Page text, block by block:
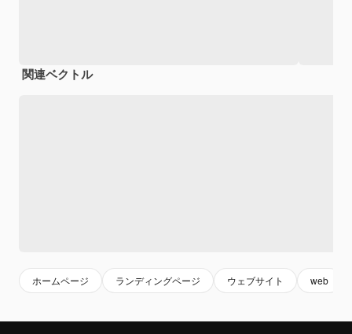
関連ベクトル
ホームページ ランディングページ ウェブサイト web